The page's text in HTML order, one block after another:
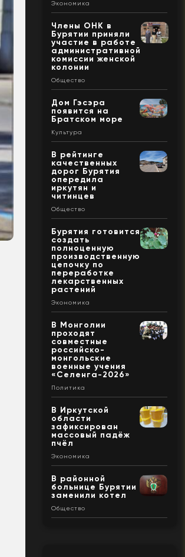
Экономика
Члены ОНК в
Бурятии приняли
участие в работе
административной
комиссии женской
колонии
Общество
Дом Гэсэра
появится на
Братском море
Культура
В рейтинге
качественных
дорог Бурятия
опередила
иркутян и
читинцев
Общество
Бурятия готовится
создать
полноценную
производственную
цепочку по
переработке
лекарственных
растений
Экономика
В Монголии
проходят
совместные
российско-
монгольские
военные учения
«Селенга-2026»
Политика
В Иркутской
области
зафиксирован
массовый падёж
пчёл
Экономика
В районной
больнице Бурятии
заменили котел
Общество